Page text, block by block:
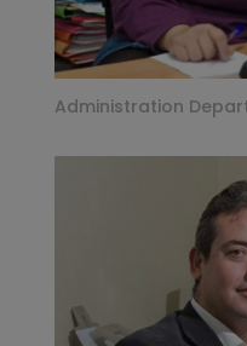
Administration